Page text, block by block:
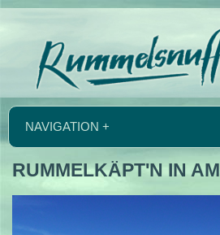
NAVIGATION +
RUMMELKÄPT'N IN